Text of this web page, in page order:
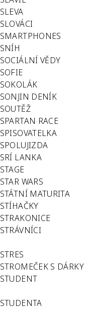
SLEVA
SLOVÁCI
SMARTPHONES
SNÍH
SOCIÁLNÍ VĚDY
SOFIE
SOKOLÁK
SONJIN DENÍK
SOUTĚŽ
SPARTAN RACE
SPISOVATELKA
SPOLUJIZDA
SRÍ LANKA
STAGE
STAR WARS
STÁTNÍ MATURITA
STÍHAČKY
STRAKONICE
STRÁVNÍCI
STRES
STROMEČEK S DÁRKY
STUDENT
STUDENTA